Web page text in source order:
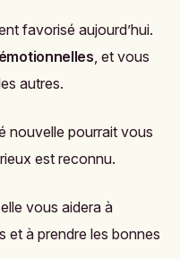
favorisé aujourd’hui.
, et vous
autres.
nouvelle pourrait vous
est reconnu.
vous aidera à
et à prendre les bonnes